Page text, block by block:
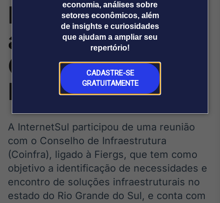
economia, análises sobre
setores econômicos, além
de insights e curiosidades
que ajudam a ampliar seu
repertório!
CADASTRE-SE
GRATUITAMENTE
Plataformas
Broadcast
Broadcast+
O mercado
financeiro em
tempo real
Broadcast
Agro
Tudo sobre o
agronegócio
Broadcast
Político
Sobre nós Releases Broadcast
Prêmio Broadcast
Analistas
Prêmio Broadcast
Empresas
Agências de
comunicação
Releases
InternetSul
apresenta
Campanha Poste
Limpo à Coinfra
A InternetSul participou de uma reunião
com o Conselho de Infraestrutura
(Coinfra), ligado à Fiergs, que tem como
objetivo a identificação de necessidades e
encontro de soluções infraestruturais no
estado do Rio Grande do Sul, e conta com